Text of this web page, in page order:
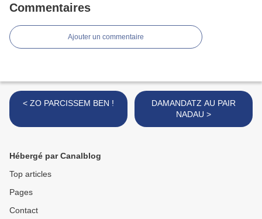
Commentaires
Ajouter un commentaire
< ZO PARCISSEM BEN !
DAMANDATZ AU PAIR
NADAU >
Hébergé par Canalblog
Top articles
Pages
Contact